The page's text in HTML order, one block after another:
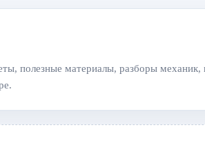
полезные материалы, разборы механик,